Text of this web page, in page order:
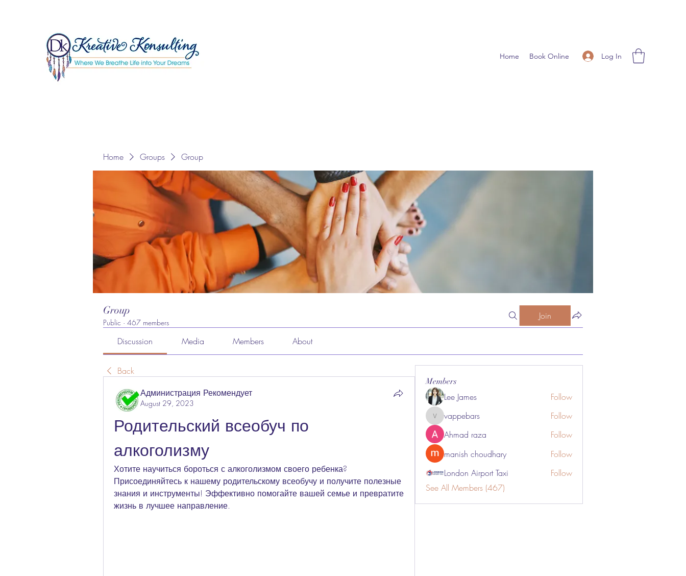
Log In
Home Book Online
Home Groups Group
Group
Public · 467 members
Join
Discussion Media Members About
Back
Администрация Рекомендует
August 29, 2023
Родительский всеобуч по
алкоголизму
Хотите научиться бороться с алкоголизмом своего ребенка?
Присоединяйтесь к нашему родительскому всеобучу и получите полезные
знания и инструменты! Эффективно помогайте вашей семье и превратите
жизнь в лучшее направление.
Members
Lee James Follow
vappebars
vappebars
Follow
Ahmad raza
Follow
manish choudhary
Follow
London Airport Taxi
Follow
See All Members (467)